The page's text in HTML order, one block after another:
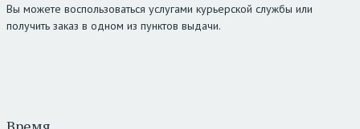
Вы можете воспользоваться услугами курьерской службы или
получить заказ в одном из пунктов выдачи.